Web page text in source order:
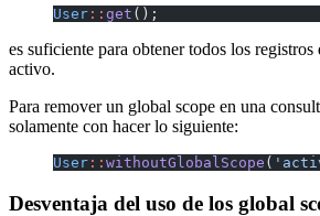
User :: get ();
es suficiente para obtener todos los registros
activo.
Para remover un global scope en una
solamente con hacer lo siguiente:
User :: withoutGlobalScope (
Desventaja del uso de los global